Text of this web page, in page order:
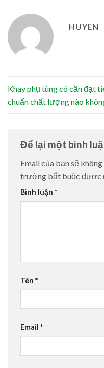
HUYEN
Khay phụ tùng có cần đạt
chuẩn chất lượng nào
Để lại một bình
Email của bạn sẽ
trường bắt buộc được
Bình luận *
Tên *
Email *